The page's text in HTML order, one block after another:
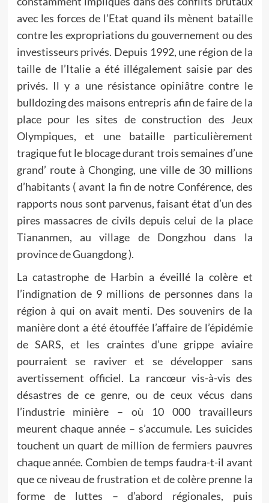
avec les forces de l’Etat quand ils mènent bataille
contre les expropriations du gouvernement ou des
investisseurs privés. Depuis 1992, une région de la
taille de l’Italie a été illégalement saisie par des
privés. Il y a une résistance opiniâtre contre le
bulldozing des maisons entrepris afin de faire de la
place pour les sites de construction des Jeux
Olympiques, et une bataille particulièrement
tragique fut le blocage durant trois semaines d’une
grand’ route à Chonging, une ville de 30 millions
d’habitants ( avant la fin de notre Conférence, des
rapports nous sont parvenus, faisant état d’un des
pires massacres de civils depuis celui de la place
Tiananmen, au village de Dongzhou dans la
province de Guangdong ).
La catastrophe de Harbin a éveillé la colère et
l’indignation de 9 millions de personnes dans la
région à qui on avait menti. Des souvenirs de la
manière dont a été étouffée l’affaire de l’épidémie
de SARS, et les craintes d’une grippe aviaire
pourraient se raviver et se développer sans
avertissement officiel. La rancœur vis-à-vis des
désastres de ce genre, ou de ceux vécus dans
l’industrie minière – où 10 000 travailleurs
meurent chaque année – s’accumule. Les suicides
touchent un quart de million de fermiers pauvres
chaque année. Combien de temps faudra-t-il avant
que ce niveau de frustration et de colère prenne la
forme de luttes – d’abord régionales, puis